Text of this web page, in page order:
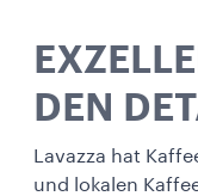
DEN
Lavazza hat
und lokalen